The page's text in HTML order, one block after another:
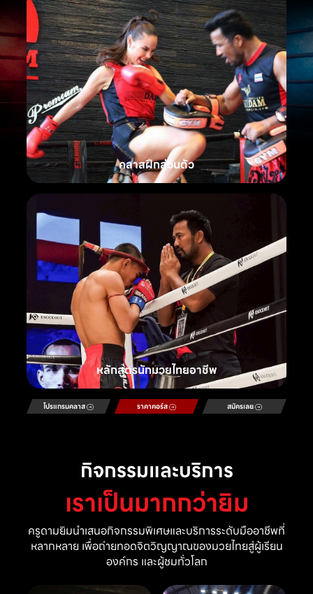
คลาสฝึกส่วนตัว
หลักสูตรนักมวยไทยอาชีพ
โปรแกรมคลาส ราคาคอร์ส สมัครเลย
กิจกรรมและบริการ
เราเป็นมากกว่ายิม
ครูดามยิมนำเสนอกิจกรรมพิเศษและบริการระดับมืออาชีพที่
หลากหลาย เพื่อถ่ายทอดจิตวิญญาณของมวยไทยสู่ผู้เรียน
องค์กร และผู้ชมทั่วโลก